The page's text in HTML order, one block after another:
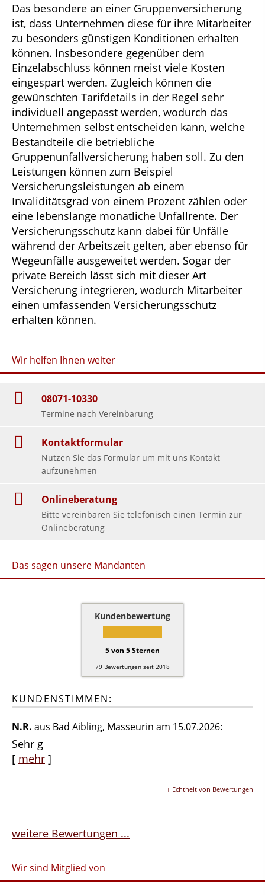
Das besondere an einer Gruppenversicherung
ist, dass Unternehmen diese für ihre Mitarbeiter
zu besonders günstigen Konditionen erhalten
können. Insbesondere gegenüber dem
Einzelabschluss können meist viele Kosten
eingespart werden. Zugleich können die
gewünschten Tarifdetails in der Regel sehr
individuell angepasst werden, wodurch das
Unternehmen selbst entscheiden kann, welche
Bestandteile die betriebliche
Gruppenunfallversicherung haben soll. Zu den
Leistungen können zum Beispiel
Versicherungsleistungen ab einem
Invaliditätsgrad von einem Prozent zählen oder
eine lebenslange monatliche Unfallrente. Der
Versicherungsschutz kann dabei für Unfälle
während der Arbeitszeit gelten, aber ebenso für
Wegeunfälle ausgeweitet werden. Sogar der
private Bereich lässt sich mit dieser Art
Versicherung integrieren, wodurch Mitarbeiter
einen umfassenden Versicherungsschutz
erhalten können.
Wir helfen Ihnen weiter
08071-10330
Termine nach Vereinbarung
Kontaktformular
Nutzen Sie das Formular um mit uns Kontakt
aufzunehmen
Onlineberatung
Bitte vereinbaren Sie telefonisch einen Termin zur
Onlineberatung
Das sagen unsere Mandanten
Kundenbewertung
5von 5Sternen
79 Bewertungen seit 2018
KUNDENSTIMMEN:
N.R. aus Bad Aibling, Masseurin am 15.07.2026:
Sehr g
[ mehr ]
Echtheit von Bewertungen
weitere Bewertungen ...
Wir sind Mitglied von